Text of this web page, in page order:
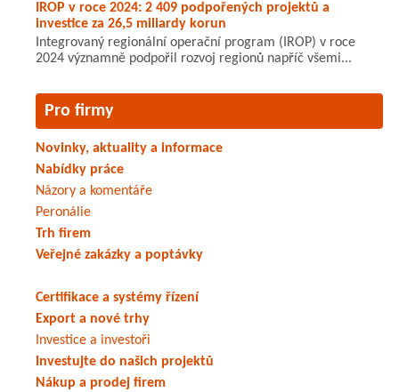
IROP v roce 2024: 2 409 podpořených projektů a
investice za 26,5 miliardy korun
Integrovaný regionální operační program (IROP) v roce
2024 významně podpořil rozvoj regionů napříč všemi...
Pro firmy
Novinky, aktuality a informace
Nabídky práce
Názory a komentáře
Peronálie
Trh firem
Veřejné zakázky a poptávky
Certifikace a systémy řízení
Export a nové trhy
Investice a investoři
Investujte do našich projektů
Nákup a prodej firem